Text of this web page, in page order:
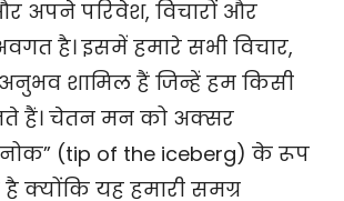
अपने परिवेश, विचारों और
है। इसमें हमारे सभी विचार,
शामिल हैं जिन्हें हम किसी
हैं। चेतन मन को अक्सर
(tip of the iceberg) के रूप
है क्योंकि यह हमारी समग्र